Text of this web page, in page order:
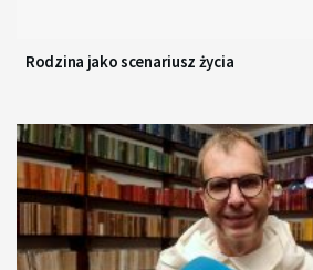
Rodzina jako scenariusz życia